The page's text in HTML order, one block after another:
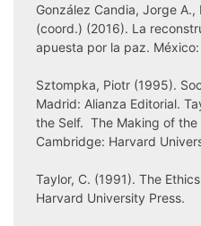
González Candia, Jorge
(coord.) (2016). La
apuesta por la paz. México:
Sztompka, Piotr (1995).
Madrid: Alianza Editorial.
the Self. The Making of
Cambridge: Harvard
Taylor, C. (1991). The
Harvard University Press.